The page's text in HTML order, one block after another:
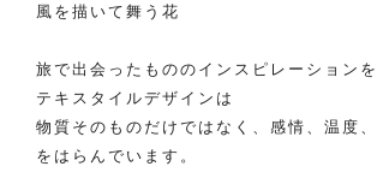
風を描いて舞う花
旅で出会ったもののインスピレーション
テキスタイルデザインは
物質そのものだけではなく、感情、温度
をはらんでいます。